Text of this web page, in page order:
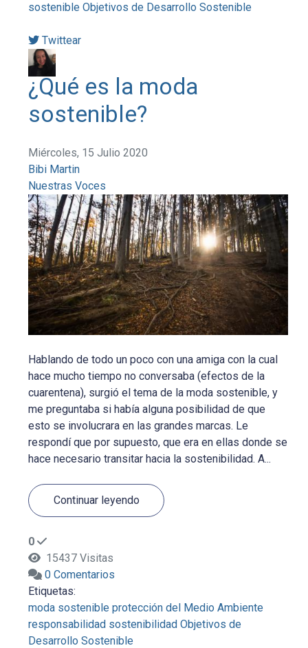
sostenible Objetivos de Desarrollo Sostenible
Twittear
¿Qué es la moda
sostenible?
Miércoles, 15 Julio 2020
Bibi Martin
Nuestras Voces
Hablando de todo un poco con una amiga con la cual
hace mucho tiempo no conversaba (efectos de la
cuarentena), surgió el tema de la moda sostenible, y
me preguntaba si había alguna posibilidad de que
esto se involucrara en las grandes marcas. Le
respondí que por supuesto, que era en ellas donde se
hace necesario transitar hacia la sostenibilidad. A...
Continuar leyendo
0
15437 Visitas
0 Comentarios
Etiquetas:
moda sostenible protección del Medio Ambiente
responsabilidad sostenibilidad Objetivos de
Desarrollo Sostenible